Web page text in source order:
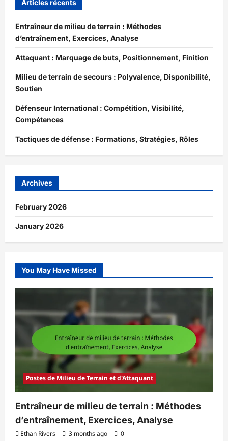
Articles récents
Entraîneur de milieu de terrain : Méthodes
d’entraînement, Exercices, Analyse
Attaquant : Marquage de buts, Positionnement, Finition
Milieu de terrain de secours : Polyvalence, Disponibilité,
Soutien
Défenseur International : Compétition, Visibilité,
Compétences
Tactiques de défense : Formations, Stratégies, Rôles
Archives
February 2026
January 2026
You May Have Missed
Postes de Milieu de Terrain et d'Attaquant
Entraîneur de milieu de terrain : Méthodes
d’entraînement, Exercices, Analyse
Ethan Rivers 3 months ago 0